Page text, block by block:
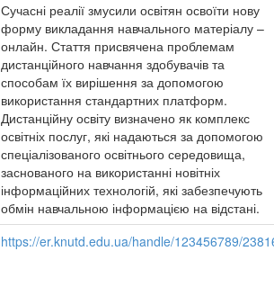
Сучасні реалії змусили освітян освоїти нову
форму викладання навчального матеріалу –
онлайн. Стаття присвячена проблемам
дистанційного навчання здобувачів та
способам їх вирішення за допомогою
використання стандартних платформ.
Дистанційну освіту визначено як комплекс
освітніх послуг, які надаються за допомогою
спеціалізованого освітнього середовища,
заснованого на використанні новітніх
інформаційних технологій, які забезпечують
обмін навчальною інформацією на відстані.
https://er.knutd.edu.ua/handle/123456789/